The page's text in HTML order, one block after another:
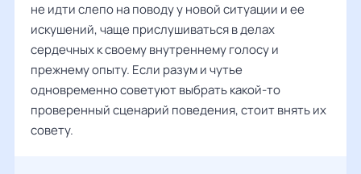
не идти слепо на поводу у новой ситуации и ее
искушений, чаще прислушиваться в делах
сердечных к своему внутреннему голосу и
прежнему опыту. Если разум и чутье
одновременно советуют выбрать какой-то
проверенный сценарий поведения, стоит внять их
совету.